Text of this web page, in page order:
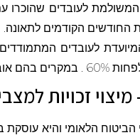
לעובדים שהוכרו
בשיעור של לפחות 45%.
זכויות
הלאומי והיא עוסקת